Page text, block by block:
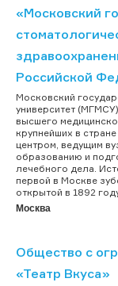
«Московский
Российской
Московский
университет
высшего
крупнейших в
центром, ведущим
образованию и
лечебного дела.
первой в Москве
открытой в 1892
Москва
Общество с
«Театр Вкуса»